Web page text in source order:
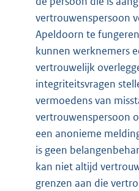
vertrouwenspersoon
Apeldoorn te
kunnen werknemers
vertrouwelijk
integriteitsvragen
vermoedens van
vertrouwenspersoon
een anonieme
is geen
kan niet altijd
grenzen aan die